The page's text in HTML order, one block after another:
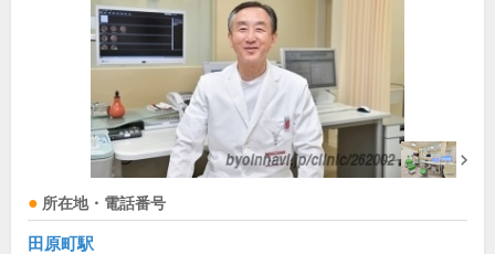
所在地・電話番号
田原町駅